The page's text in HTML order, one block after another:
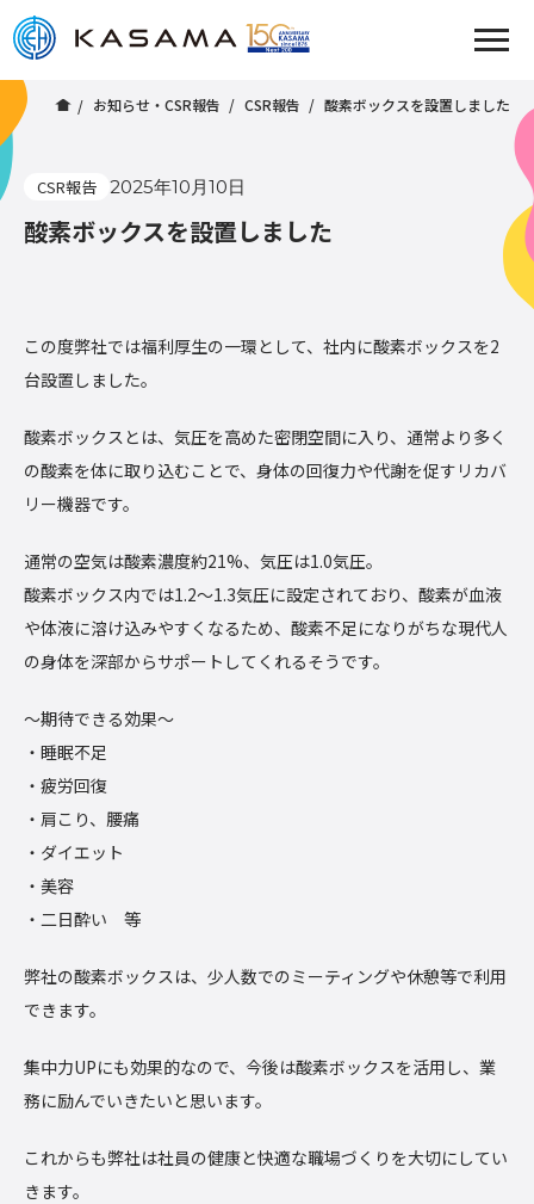
お知らせ・CSR報告 CSR報告 酸素ボックスを設置しました
CSR報告 2025年10月10日
酸素ボックスを設置しました
この度弊社では福利厚生の一環として、社内に酸素ボックスを2
台設置しました。
酸素ボックスとは、気圧を高めた密閉空間に入り、通常より多く
の酸素を体に取り込むことで、身体の回復力や代謝を促すリカバ
リー機器です。
通常の空気は酸素濃度約21%、気圧は1.0気圧。
酸素ボックス内では1.2〜1.3気圧に設定されており、酸素が血液
や体液に溶け込みやすくなるため、酸素不足になりがちな現代人
の身体を深部からサポートしてくれるそうです。
～期待できる効果～
・睡眠不足
・疲労回復
・肩こり、腰痛
・ダイエット
・美容
・二日酔い 等
弊社の酸素ボックスは、少人数でのミーティングや休憩等で利用
できます。
集中力UPにも効果的なので、今後は酸素ボックスを活用し、業
務に励んでいきたいと思います。
これからも弊社は社員の健康と快適な職場づくりを大切にしてい
きます。